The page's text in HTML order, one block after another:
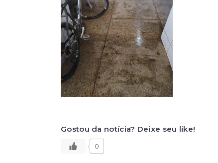
Gostou da notícia? Deixe seu like!
0